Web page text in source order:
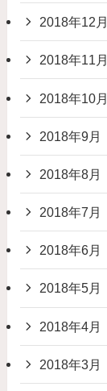
2018年12月
2018年11月
2018年10月
2018年9月
2018年8月
2018年7月
2018年6月
2018年5月
2018年4月
2018年3月